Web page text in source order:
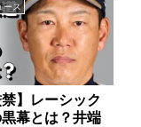
ース
禁】レーシック
幕とは？井端